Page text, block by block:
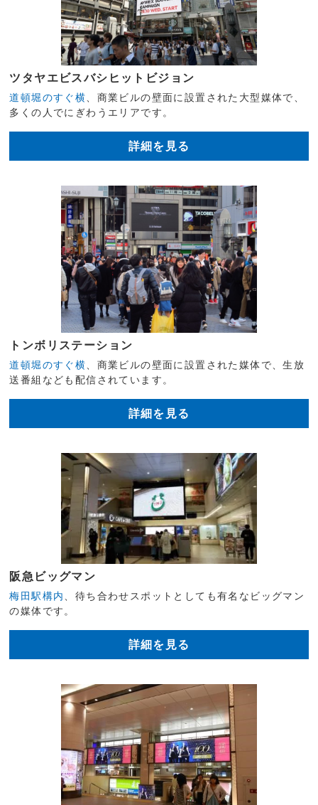
ツタヤエビスバシヒットビジョン
道頓堀のすぐ横 、商業ビルの壁面に設置された大型媒体で、
多くの人でにぎわうエリアです。
詳細を見る
トンボリステーション
道頓堀のすぐ横 、商業ビルの壁面に設置された媒体で、生放
送番組なども配信されています。
詳細を見る
阪急ビッグマン
梅田駅構内
、待ち合わせスポットとしても有名なビッグマン
の媒体です。
詳細を見る